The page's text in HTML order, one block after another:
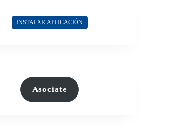
INSTALAR APLICACIÓN
Asociate